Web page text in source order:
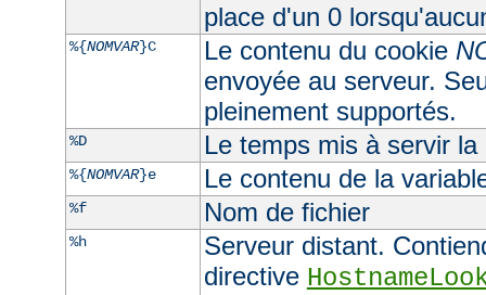
place d'un 0
%{NOMVAR}C Le contenu du cookie
envoyée au serveur.
pleinement supportés.
%D Le temps mis à servir
%{NOMVAR}e Le contenu de la
%f Nom de fichier
%h
Serveur distant.
directive